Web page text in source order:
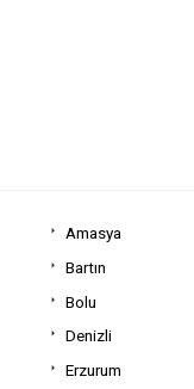
Amasya
Bartın
Bolu
Denizli
Erzurum